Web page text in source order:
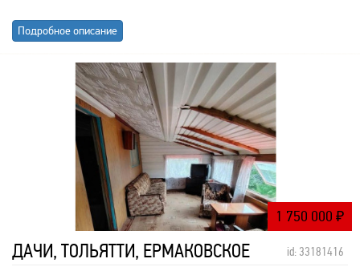
Подробное описание
1 750 000 ₽
ДАЧИ, ТОЛЬЯТТИ, ЕРМАКОВСКОЕ id: 33181416